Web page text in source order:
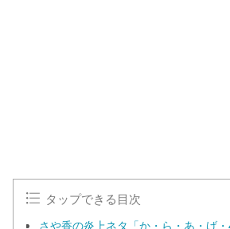
タップできる目次
さや香の炎上ネタ「か・ら・あ・げ・